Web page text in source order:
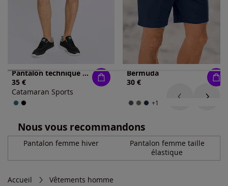
Pantalon technique respirant
35 €
Catamaran Sports
Bermuda
30 €
+1
Nous vous recommandons
Pantalon femme hiver
Pantalon femme taille
élastique
Accueil
Vêtements homme